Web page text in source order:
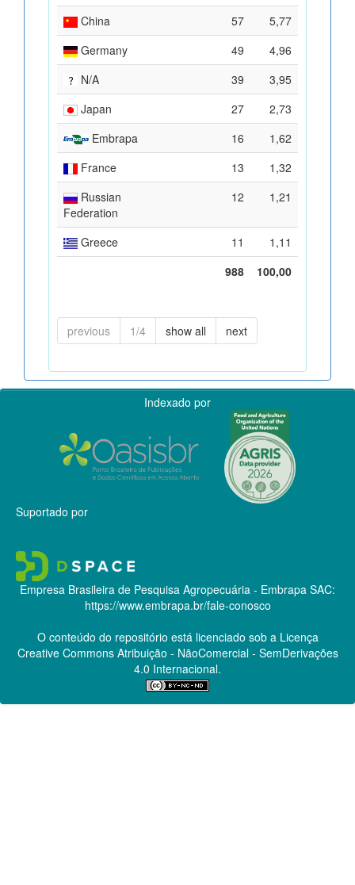
China
57
5,77
Germany
49
4,96
N/A
39
3,95
Japan
27
2,73
Embrapa
16
1,62
France
13
1,32
Russian
Federation
12 1,21
Greece 11
1,11
988
100,00
previous 1/4 show all next
Indexado por
Suportado por
Empresa Brasileira de Pesquisa Agropecuária - Embrapa SAC:
https://www.embrapa.br/fale-conosco
O conteúdo do repositório está licenciado sob a Licença
Creative CommonsAtribuição - NãoComercial - SemDerivações
4.0 Internacional.